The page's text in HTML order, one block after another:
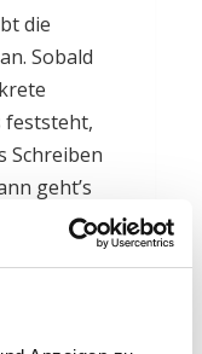
die
Sobald
Schreiben
geht’s
Wo
Erinnerung